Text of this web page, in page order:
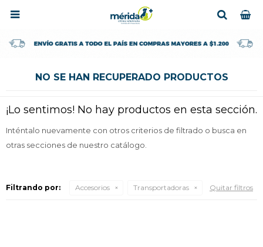

NO SE HAN RECUPERADO PRODUCTOS
¡Lo sentimos! No hay productos en esta sección.
Inténtalo nuevamente con otros criterios de filtrado o busca en
otras secciones de nuestro catálogo.
Filtrando por: Accesorios Transportadoras Quitar filtros